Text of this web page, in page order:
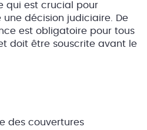
qui est crucial pour
décision judiciaire. De
est obligatoire pour tous
doit être souscrite avant le
des couvertures